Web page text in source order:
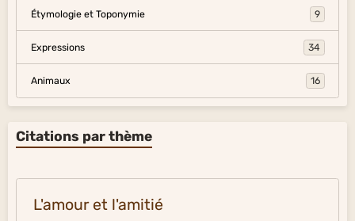
Étymologie et Toponymie 9
Expressions 34
Animaux 16
Citations par thème
L'amour et l'amitié